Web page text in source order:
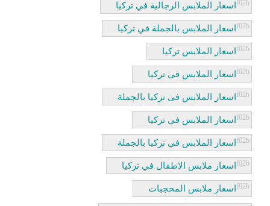
اسعار الملابس الرجالية في تركيا
اسعار الملابس بالجملة في تركيا
اسعار الملابس تركيا
اسعار الملابس فى تركيا
اسعار الملابس فى تركيا بالجملة
اسعار الملابس في تركيا
اسعار الملابس في تركيا بالجملة
اسعار ملابس الاطفال في تركيا
اسعار ملابس المحجبات